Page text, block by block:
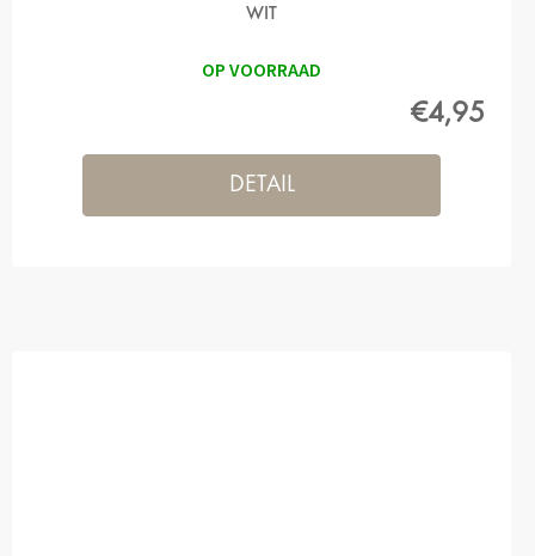
WIT
OP VOORRAAD
€4,95
DETAIL